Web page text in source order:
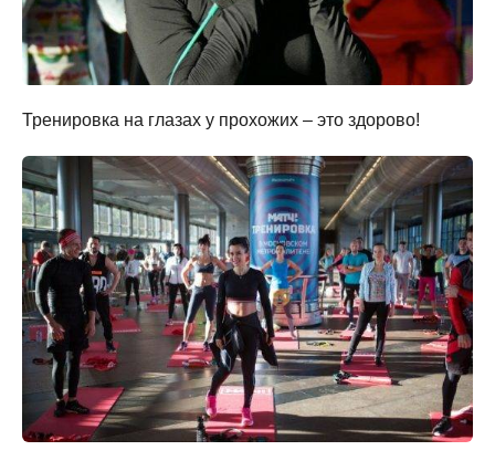
Тренировка на глазах у прохожих – это здорово!